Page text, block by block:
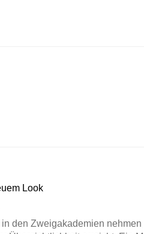
Look
den Zweigakademien nehmen